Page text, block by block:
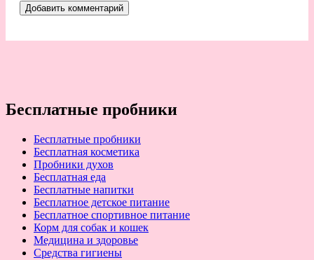
Бесплатные пробники
Бесплатные пробники
Бесплатная косметика
Пробники духов
Бесплатная еда
Бесплатные напитки
Бесплатное детское питание
Бесплатное спортивное питание
Корм для собак и кошек
Медицина и здоровье
Средства гигиены